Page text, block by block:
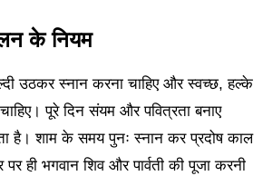
के नियम
उठकर स्नान करना चाहिए और स्वच्छ, हल्के
पूरे दिन संयम और पवित्रता बनाए
है। शाम के समय पुनः स्नान कर प्रदोष काल
ही भगवान शिव और पार्वती की पूजा करनी